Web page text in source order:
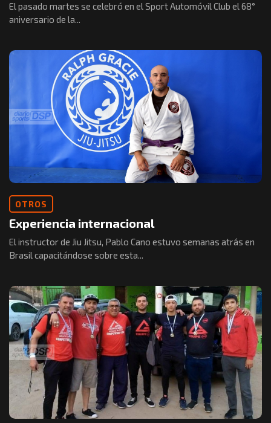
El pasado martes se celebró en el Sport Automóvil Club el 68°
aniversario de la...
OTROS
Experiencia internacional
El instructor de Jiu Jitsu, Pablo Cano estuvo semanas atrás en
Brasil capacitándose sobre esta...